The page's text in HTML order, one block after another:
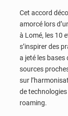
Cet accord
amorcé lors
à Lomé, les 10
s’inspirer des
a jeté les bases
sources
sur
de
roaming.